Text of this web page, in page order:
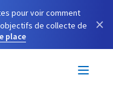
pour voir comment
de collecte de
place
×